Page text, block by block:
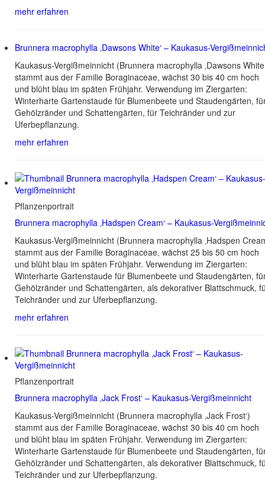
mehr erfahren
Brunnera macrophylla ‚Dawsons White‘ – Kaukasus-
Kaukasus-Vergißmeinnicht (Brunnera macrophylla ‚Dawsons
stammt aus der Familie Boraginaceae, wächst 30 bis 40 cm hoch
und blüht blau im späten Frühjahr. Verwendung im Ziergarten:
Winterharte Gartenstaude für Blumenbeete und Staudengärten,
Gehölzränder und Schattengärten, für Teichränder und zur
Uferbepflanzung.
mehr erfahren
Pflanzenportrait
Brunnera macrophylla ‚Hadspen Cream‘ – Kaukasus-
Kaukasus-Vergißmeinnicht (Brunnera macrophylla ‚Hadspen
stammt aus der Familie Boraginaceae, wächst 25 bis 50 cm hoch
und blüht blau im späten Frühjahr. Verwendung im Ziergarten:
Winterharte Gartenstaude für Blumenbeete und Staudengärten,
Gehölzränder und Schattengärten, als dekorativer Blattschmuck,
Teichränder und zur Uferbepflanzung.
mehr erfahren
Pflanzenportrait
Brunnera macrophylla ‚Jack Frost‘ – Kaukasus-Vergißmeinnicht
Kaukasus-Vergißmeinnicht (Brunnera macrophylla ‚Jack Frost‘)
stammt aus der Familie Boraginaceae, wächst 30 bis 40 cm hoch
und blüht blau im späten Frühjahr. Verwendung im Ziergarten:
Winterharte Gartenstaude für Blumenbeete und Staudengärten,
Gehölzränder und Schattengärten, als dekorativer Blattschmuck,
Teichränder und zur Uferbepflanzung.